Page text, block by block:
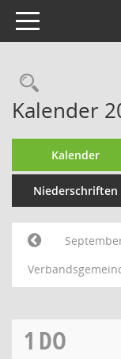
Toggle navigation
Kalender
Kalender
Niederschriften
1 DO